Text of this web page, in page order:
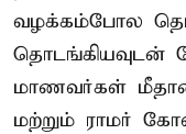
வழக்கம்போல
தொடங்கியவுடன்
மாணவர்கள்
மற்றும் ராமர்